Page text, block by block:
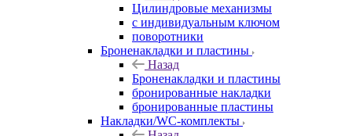
Цилиндровые механизмы
с индивидуальным ключом
поворотники
Броненакладки и пластины
Назад
Броненакладки и пластины
бронированные накладки
бронированные пластины
Накладки/WC-комплекты